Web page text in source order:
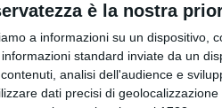
è la nostra
a informazioni su un dispositivo,
standard inviate da un
analisi dell'audience e
dati precisi di
Il Gruppo Megamark apre a
Bari "Stammibene"
4 MINUTI